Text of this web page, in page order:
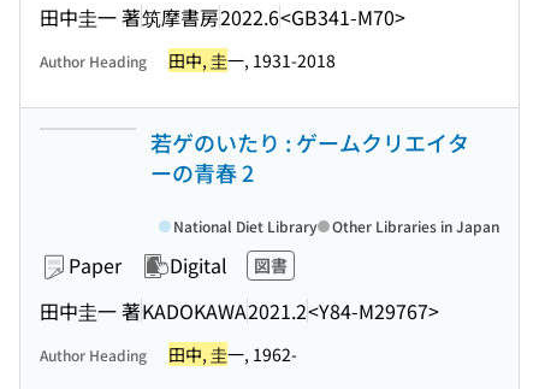
田中圭一 著筑摩書房2022.6<GB341-M70>
Author Heading 田中, 圭一, 1931-2018
若ゲのいたり : ゲームクリエイタ
ーの青春 2
Paper Digital 図書
田中圭一 著KADOKAWA2021.2<Y84-M29767>
National Diet Library Other Libraries in Japan
Author Heading 田中, 圭一, 1962-